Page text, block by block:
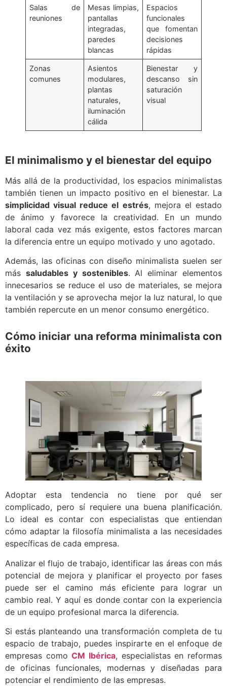
Salas de
reuniones
Mesas limpias,
pantallas
integradas,
paredes
blancas
Espacios
funcionales
que fomentan
decisiones
rápidas
Zonas
comunes
Asientos
modulares,
plantas
naturales,
iluminación
cálida
Bienestar y
descanso sin
saturación
visual
El minimalismo y el bienestar del equipo
Más allá de la productividad, los espacios minimalistas
también tienen un impacto positivo en el bienestar. La
simplicidad visual reduce el estrés, mejora el estado
de ánimo y favorece la creatividad. En un mundo
laboral cada vez más exigente, estos factores marcan
la diferencia entre un equipo motivado y uno agotado.
Además, las oficinas con diseño minimalista suelen ser
más saludables y sostenibles. Al eliminar elementos
innecesarios se reduce el uso de materiales, se mejora
la ventilación y se aprovecha mejor la luz natural, lo que
también repercute en un menor consumo energético.
Cómo iniciar una reforma minimalista con
éxito
Adoptar esta tendencia no tiene por qué ser
complicado, pero sí requiere una buena planificación.
Lo ideal es contar con especialistas que entiendan
cómo adaptar la filosofía minimalista a las necesidades
específicas de cada empresa.
Analizar el flujo de trabajo, identificar las áreas con más
potencial de mejora y planificar el proyecto por fases
puede ser el camino más eficiente para lograr un
cambio real. Y aquí es donde contar con la experiencia
de un equipo profesional marca la diferencia.
Si estás planteando una transformación completa de tu
espacio de trabajo, puedes inspirarte en el enfoque de
empresas como CM Ibérica, especialistas en reformas
de oficinas funcionales, modernas y diseñadas para
potenciar el rendimiento de las empresas.